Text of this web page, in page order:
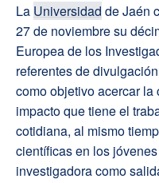
La Universidad de Jaén
27 de noviembre su
Europea de los
referentes de
como objetivo acercar
impacto que tiene el
cotidiana, al mismo
científicas en los
investigadora como